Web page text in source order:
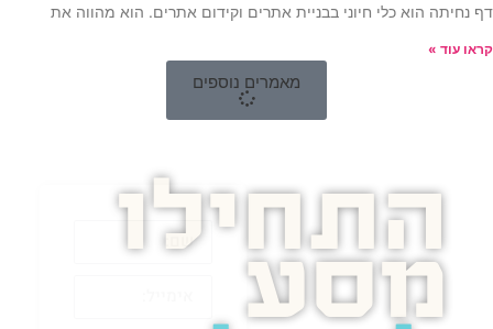
דף נחיתה הוא כלי חיוני בבניית אתרים וקידום אתרים. הוא מהווה את
קראו עוד »
מאמרים נוספים
התחילו
מסע